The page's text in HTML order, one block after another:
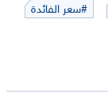
#سعر الفائدة